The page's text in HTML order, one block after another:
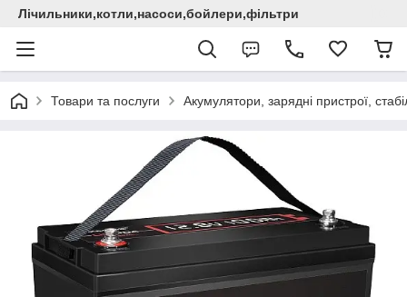
Лічильники,котли,насоси,бойлери,фільтри
Товари та послуги Акумулятори, зарядні пристрої,